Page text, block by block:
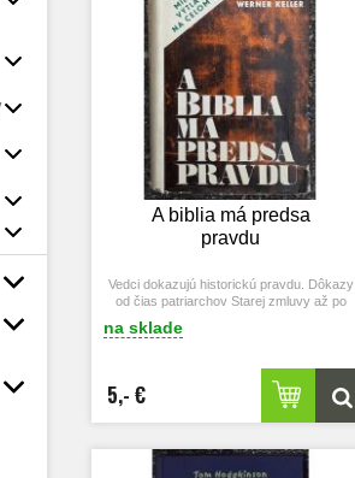
A biblia má predsa
pravdu
Vedci dokazujú historickú pravdu. Dôkazy
od čias patriarchov Starej zmluvy až po
na sklade
5,- €